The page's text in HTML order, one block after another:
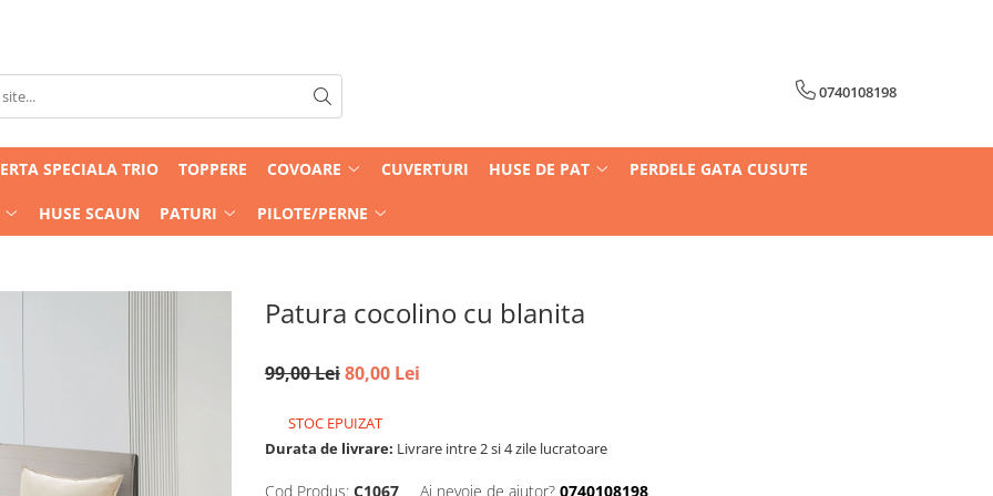
0740108198
SPECIALA TRIO TOPPERE COVOARE CUVERTURI HUSE DE PAT PERDELE GATA CUSUTE
HUSE SCAUN PATURI PILOTE/PERNE
Patura cocolino cu blanita
99,00 Lei80,00 Lei
STOC EPUIZAT
Durata de livrare: Livrare intre 2 si 4 zile lucratoare
Cod Produs: C1067 Ai nevoie de ajutor? 0740108198